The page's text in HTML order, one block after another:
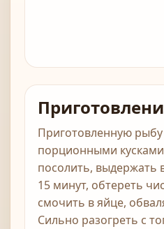
Приготовленную рыбу
порционными кусками
посолить, выдержать
15 минут, обтереть
смочить в яйце,
Сильно разогреть с